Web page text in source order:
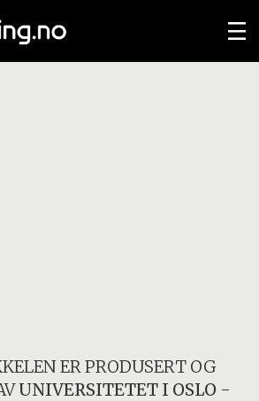
ER PRODUSERT OG
UNIVERSITETET I OSLO -